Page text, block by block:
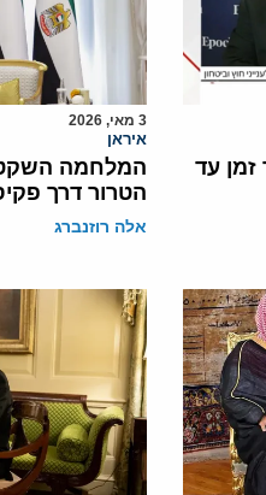
עד
3 מאי, 2026
איראן
המלחמה
הטרור דרך
אלה רוזנברג